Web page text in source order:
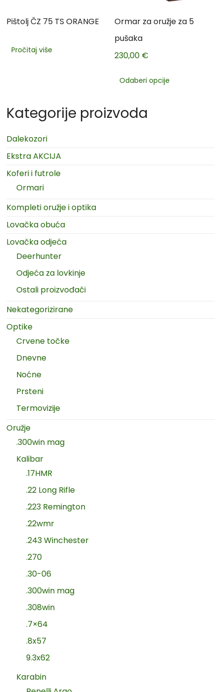
Pištolj ČZ 75 TS ORANGE
Pročitaj više
Ormar za oružje za 5
pušaka
230,00 €
Odaberi opcije
Kategorije proizvoda
Dalekozori
Ekstra AKCIJA
Koferi i futrole
Ormari
Kompleti oružje i optika
Lovačka obuća
Lovačka odjeća
Deerhunter
Odjeća za lovkinje
Ostali proizvođači
Nekategorizirane
Optike
Crvene točke
Dnevne
Noćne
Prsteni
Termovizije
Oružje
.300win mag
Kalibar
.17HMR
.22 Long Rifle
.223 Remington
.22wmr
.243 Winchester
.270
.30-06
.300win mag
.308win
.7×64
.8x57
9.3x62
Karabin